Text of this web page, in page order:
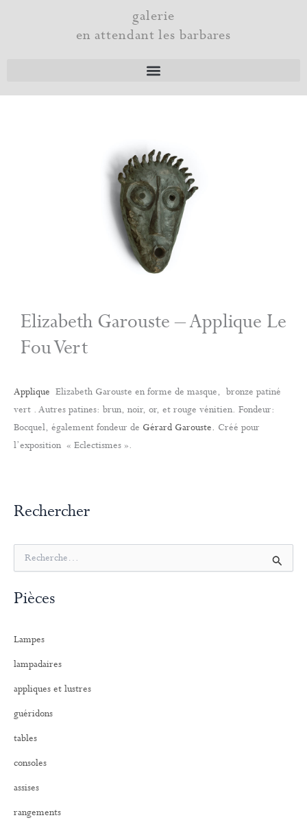
galerie
en attendant les barbares
Elizabeth Garouste – Applique Le
Fou Vert
Applique Elizabeth Garouste en forme de masque, bronze patiné
vert . Autres patines: brun, noir, or, et rouge vénitien. Fondeur:
Bocquel, également fondeur de Gérard Garouste. Créé pour
l’exposition « Eclectismes ».
Rechercher
e
h
c
e
:
Pièces
Lampes
lampadaires
appliques et lustres
guéridons
tables
consoles
assises
rangements